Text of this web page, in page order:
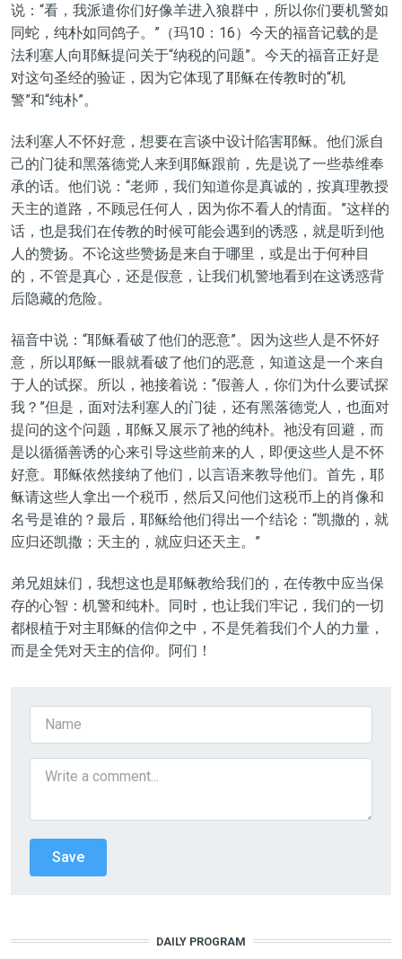
说：“看，我派遣你们好像羊进入狼群中，所以你们要机警如
同蛇，纯朴如同鸽子。”（玛10：16）今天的福音记载的是
法利塞人向耶稣提问关于“纳税的问题”。今天的福音正好是
对这句圣经的验证，因为它体现了耶稣在传教时的“机
警”和“纯朴”。
法利塞人不怀好意，想要在言谈中设计陷害耶稣。他们派自
己的门徒和黑落德党人来到耶稣跟前，先是说了一些恭维奉
承的话。他们说：“老师，我们知道你是真诚的，按真理教授
天主的道路，不顾忌任何人，因为你不看人的情面。”这样的
话，也是我们在传教的时候可能会遇到的诱惑，就是听到他
人的赞扬。不论这些赞扬是来自于哪里，或是出于何种目
的，不管是真心，还是假意，让我们机警地看到在这诱惑背
后隐藏的危险。
福音中说：“耶稣看破了他们的恶意”。因为这些人是不怀好
意，所以耶稣一眼就看破了他们的恶意，知道这是一个来自
于人的试探。所以，祂接着说：“假善人，你们为什么要试探
我？”但是，面对法利塞人的门徒，还有黑落德党人，也面对
提问的这个问题，耶稣又展示了祂的纯朴。祂没有回避，而
是以循循善诱的心来引导这些前来的人，即便这些人是不怀
好意。耶稣依然接纳了他们，以言语来教导他们。首先，耶
稣请这些人拿出一个税币，然后又问他们这税币上的肖像和
名号是谁的？最后，耶稣给他们得出一个结论：“凯撒的，就
应归还凯撒；天主的，就应归还天主。”
弟兄姐妹们，我想这也是耶稣教给我们的，在传教中应当保
存的心智：机警和纯朴。同时，也让我们牢记，我们的一切
都根植于对主耶稣的信仰之中，不是凭着我们个人的力量，
而是全凭对天主的信仰。阿们！
DAILY PROGRAM